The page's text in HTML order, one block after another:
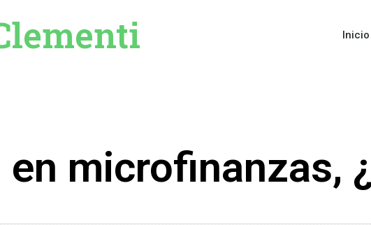
Inicio
en microfinanzas,